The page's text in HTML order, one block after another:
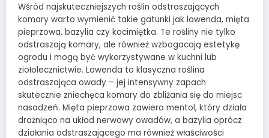
Wśród najskuteczniejszych roślin odstraszających
komary warto wymienić takie gatunki jak lawenda, mięta
pieprzowa, bazylia czy kocimiętka. Te rośliny nie tylko
odstraszają komary, ale również wzbogacają estetykę
ogrodu i mogą być wykorzystywane w kuchni lub
ziołolecznictwie. Lawenda to klasyczna roślina
odstraszająca owady – jej intensywny zapach
skutecznie zniechęca komary do zbliżania się do miejsc
nasadzeń. Mięta pieprzowa zawiera mentol, który działa
drażniąco na układ nerwowy owadów, a bazylia oprócz
działania odstraszającego ma również właściwości